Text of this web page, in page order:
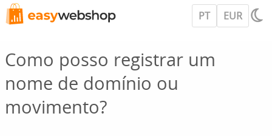
PT EUR
Como posso registrar um
nome de domínio ou
movimento?